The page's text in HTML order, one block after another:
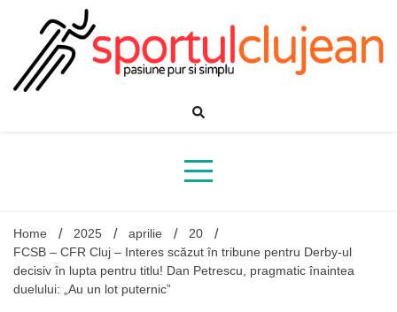
Home 2025 aprilie
20
FCSB – CFR Cluj – Interes scăzut în tribune pentru Derby-ul
decisiv în lupta pentru titlu! Dan Petrescu, pragmatic înaintea
duelului: „Au un lot puternic”